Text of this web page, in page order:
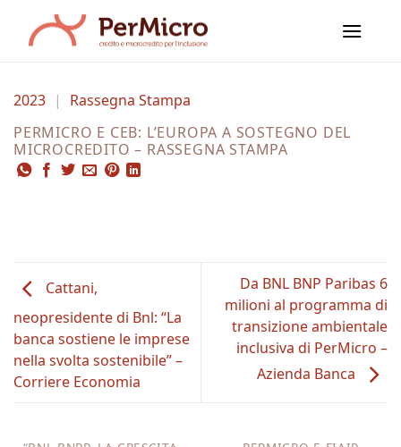
contenuti
2023 |
Rassegna Stampa
PERMICRO E CEB: L’EUROPA A SOSTEGNO DEL
MICROCREDITO – RASSEGNA STAMPA
Cattani,
neopresidente di Bnl: “La
banca sostiene le imprese
nella svolta sostenibile” –
Corriere Economia
Da BNL BNP Paribas 6
milioni al programma di
transizione ambientale
inclusiva di PerMicro –
Azienda Banca